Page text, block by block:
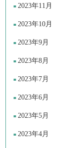
2023年11月
2023年10月
2023年9月
2023年8月
2023年7月
2023年6月
2023年5月
2023年4月